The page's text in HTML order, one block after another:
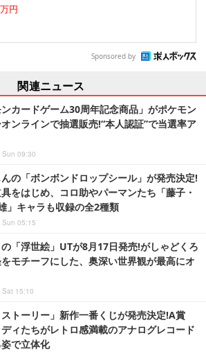
円
Sponsored by
関連ニュース
ンカードゲーム30周年記念商品」がポケモン
ンラインで抽選販売!“本人認証”で当選率ア
09:30
んの「ボンボンドロップシール」が発売決定!
をはじめ、コロ助やパーマンたち「藤子・
」キャラも収録の全2種類
05:15
「浮世絵」UTが8月17日発売!がしゃどくろ
モチーフにした、奥深い世界観が最高にオ
15:10
ストーリー」新作一番くじが発売決定!A賞
ィたちがレトロ感満載のアナログレコード
姿で立体化